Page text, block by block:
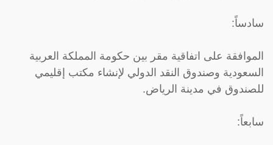
سادساً:
الموافقة على اتفاقية مقر بين حكومة المملكة العربية
السعودية وصندوق النقد الدولي لإنشاء مكتب إقليمي
للصندوق في مدينة الرياض.
سابعاً: